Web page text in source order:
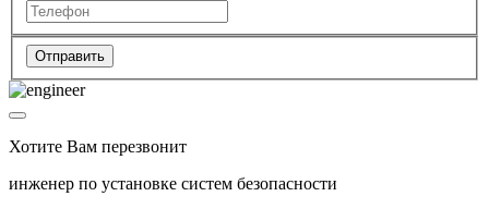
Отправить
Хотите Вам перезвонит
инженер по установке систем безопасности